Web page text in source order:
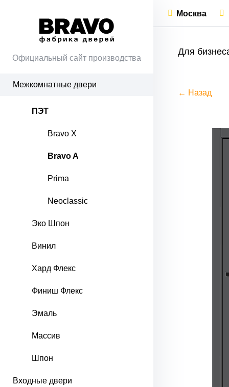
Официальный сайт производства
Межкомнатные двери
ПЭТ
Bravo X
Bravo A
Prima
Neoclassic
Эко Шпон
Винил
Хард Флекс
Финиш Флекс
Эмаль
Массив
Шпон
Входные двери
Москва
Для
← Назад